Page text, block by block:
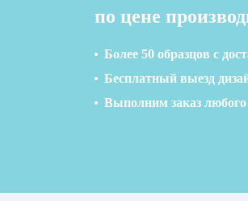
по цене
Более 50 образцов с
Бесплатный выезд
Выполним заказ любого